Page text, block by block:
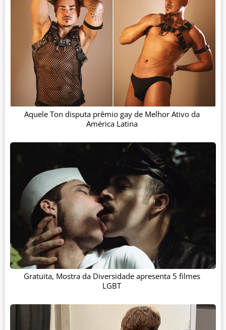
Aquele Ton disputa prêmio gay de Melhor Ativo da
América Latina
Gratuita, Mostra da Diversidade apresenta 5 filmes
LGBT